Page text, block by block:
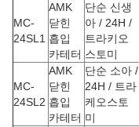
MC-
24SL1
AMK
닫힌
흡입
카테터
단순 신생
아 / 24H /
트라키오
스토미
MC-
24SL2
AMK
닫힌
흡입
카테터
단순 소아 /
24H / 트라
케오스토
미